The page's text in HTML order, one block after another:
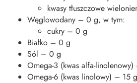
kwasy tłuszczowe
Węglowodany – 0 g, w tym:
cukry – 0 g
Białko – 0 g
Sól – 0 g
Omega-3 (kwas alfa-
Omega-6 (kwas linolowy) – 15 g